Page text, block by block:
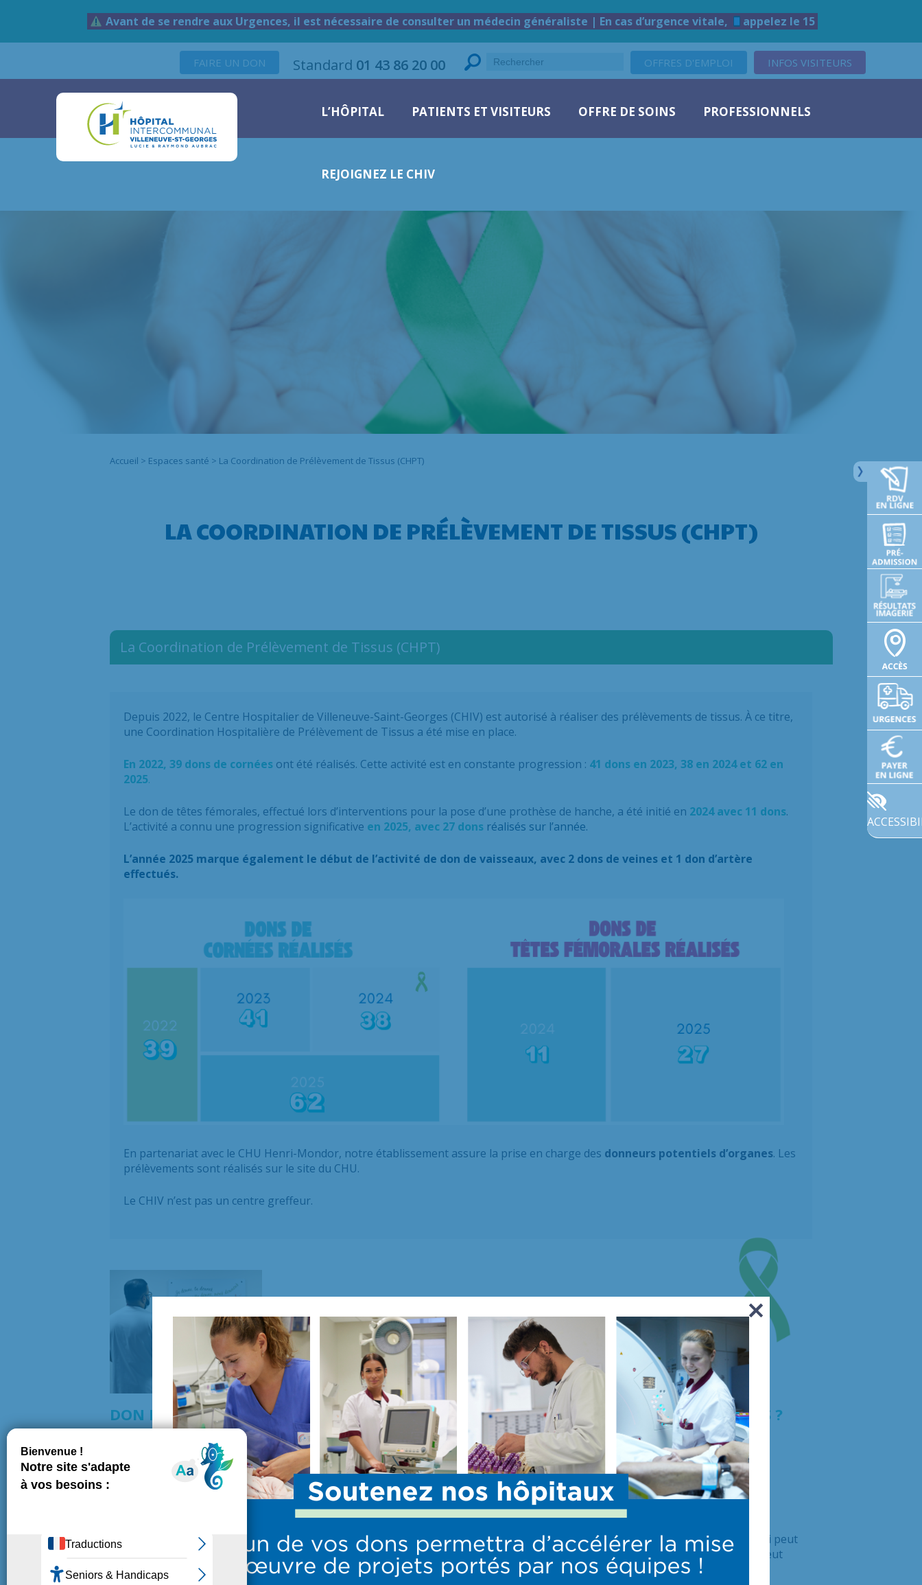
Avant de se rendre aux Urgences, il est nécessaire de consulter un médecin généraliste | En cas d’urgence vitale, appelez le 15
INFOS VISITEURS
OFFRES D'EMPLOI
Standard 01 43 86 20 00
FAIRE UN DON
L’HÔPITAL PATIENTS ET VISITEURS OFFRE DE SOINS PROFESSIONNELS
REJOIGNEZ LE CHIV
Accueil > Espaces santé > La Coordination de Prélèvement de Tissus (CHPT)
LA COORDINATION DE PRÉLÈVEMENT DE TISSUS (CHPT)
La Coordination de Prélèvement de Tissus (CHPT)
Depuis 2022, le Centre Hospitalier de Villeneuve-Saint-Georges (CHIV) est autorisé à réaliser des prélèvements de tissus. À ce titre,
une Coordination Hospitalière de Prélèvement de Tissus a été mise en place.
En 2022, 39 dons de cornées ont été réalisés. Cette activité est en constante progression : 41 dons en 2023, 38 en 2024 et 62 en
2025.
Le don de têtes fémorales, effectué lors d’interventions pour la pose d’une prothèse de hanche, a été initié en 2024 avec 11 dons.
L’activité a connu une progression significative en 2025, avec 27 dons réalisés sur l’année.
L’année 2025 marque également le début de l’activité de don de vaisseaux, avec 2 dons de veines et 1 don d’artère
effectués.
En partenariat avec le CHU Henri-Mondor, notre établissement assure la prise en charge des donneurs potentiels d’organes. Les
prélèvements sont réalisés sur le site du CHU.
Le CHIV n’est pas un centre greffeur.
hommage aux donneurs d’organes et de tissus qui ont permis
de sauver ou d’améliorer des vies.
DON D’ORGANES ET DE TISSUS, POURQUOI FAIRE CONNAÎTRE SON CHOIX À SES PROCHES ?
Connaître et faire connaître sa volonté, c’est permettre qu’elle soit respectée
En France, la loi de Bioéthique encadre le don, le prélèvement et la greffe d’organes et de tissus. Elle repose sur trois principes
l’anonymat, la gratuité, et le consentement présumé.
Le consentement présumé signifie que nous sommes tous considérés donneurs, sauf si nous avons exprimé notre refus. Celui-ci peut
être enregistré sur le
Registre National des Refus ou exprimé par écrit, ou encore confié à un proche de notre vivant. Le refus peut
concerner une partie ou tous les organes et tissus.